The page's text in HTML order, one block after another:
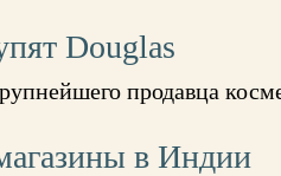
Douglas
продавца
в Индии